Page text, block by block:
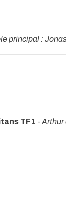
principal :
TF1 -Arthur